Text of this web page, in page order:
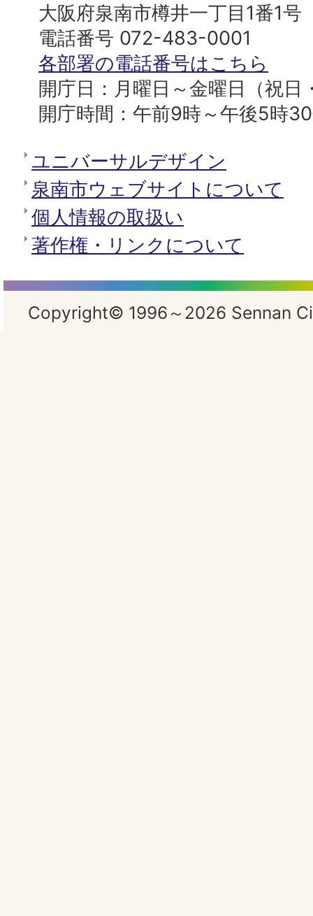
市
役
所
大阪府泉南市樽井一丁目1番1号
電話番号 072-483-0001
各部署の電話番号はこちら
開庁日：月曜日～金曜日（祝日
開庁時間：午前9時～午後5時
ユニバーサルデザイン
泉南市ウェブサイトについて
個人情報の取扱い
著作権・リンクについて
Copyright© 1996～2026 Sennan